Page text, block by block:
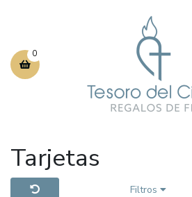
0
Tarjetas
Filtros